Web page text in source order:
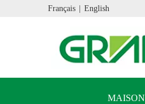
Français English
MAISON